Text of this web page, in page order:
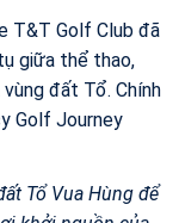
T&T Golf Club đã
giữa thể thao,
đất Tổ. Chính
Golf Journey
Tổ Vua Hùng để